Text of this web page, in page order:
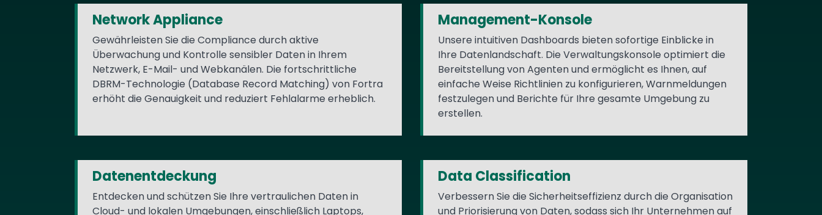
Network Appliance
Gewährleisten Sie die Compliance durch aktive
Überwachung und Kontrolle sensibler Daten in Ihrem
Netzwerk, E-Mail- und Webkanälen. Die fortschrittliche
DBRM-Technologie (Database Record Matching) von Fortra
erhöht die Genauigkeit und reduziert Fehlalarme erheblich.
Management-Konsole
Unsere intuitiven Dashboards bieten sofortige Einblicke in
Ihre Datenlandschaft. Die Verwaltungskonsole optimiert die
Bereitstellung von Agenten und ermöglicht es Ihnen, auf
einfache Weise Richtlinien zu konfigurieren, Warnmeldungen
festzulegen und Berichte für Ihre gesamte Umgebung zu
erstellen.
Datenentdeckung
Entdecken und schützen Sie Ihre vertraulichen Daten in
Cloud- und lokalen Umgebungen, einschließlich Laptops,
Data Classification
Verbessern Sie die Sicherheitseffizienz durch die Organisation
und Priorisierung von Daten, sodass sich Ihr Unternehmen auf